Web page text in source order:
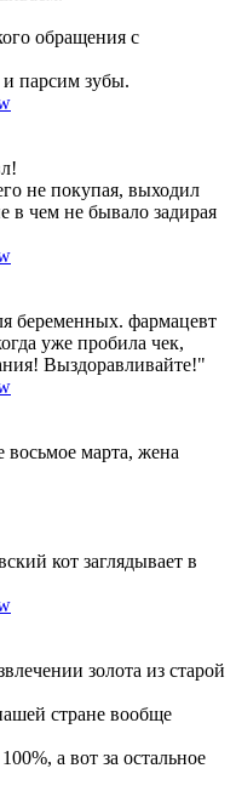
обращения с
парсим зубы.
не покупая, выходил
в чем не бывало задирая
беременных. фармацевт
уже пробила чек,
Выздоравливайте!"
восьмое марта, жена
кот заглядывает в
золота из старой
стране вообще
а вот за остальное